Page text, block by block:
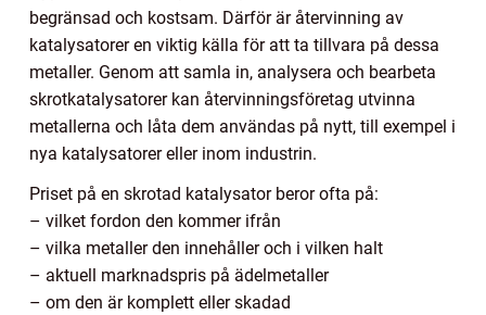
begränsad och kostsam. Därför är återvinning av
katalysatorer en viktig källa för att ta tillvara på dessa
metaller. Genom att samla in, analysera och bearbeta
skrotkatalysatorer kan återvinningsföretag utvinna
metallerna och låta dem användas på nytt, till exempel i
nya katalysatorer eller inom industrin.
Priset på en skrotad katalysator beror ofta på:
– vilket fordon den kommer ifrån
– vilka metaller den innehåller och i vilken halt
– aktuell marknadspris på ädelmetaller
– om den är komplett eller skadad